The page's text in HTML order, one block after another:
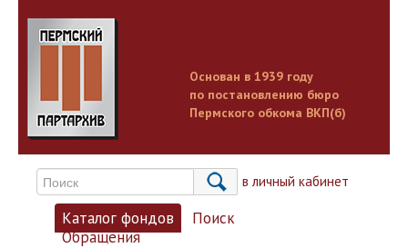
Основан в 1939 году
по постановлению бюро
Пермского обкома ВКП(б)
Вход в личный кабинет
Каталог фондов
Поиск
Обращения